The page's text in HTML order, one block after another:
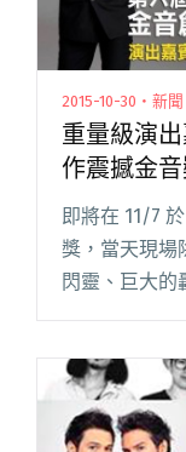
2015-10-30・新聞
重量級演
作震撼金
即將在 11/7
獎，當天現場
閃靈、巨大的
器、TRASH
賓，分別為
賓釋出 台日